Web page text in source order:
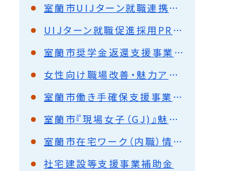
室蘭市UIJターン就職連携企業
UIJターン就職促進採用PR動画制作支援事業補助金
室蘭市奨学金返還支援事業給付金
女性向け職場改善・魅力アップ支援事業補助金
室蘭市働き手確保支援事業について【市内中小企業向け】
室蘭市『現場女子（GJ)』魅力発信事業
室蘭市在宅ワーク（内職）情報
社宅建設等支援事業補助金